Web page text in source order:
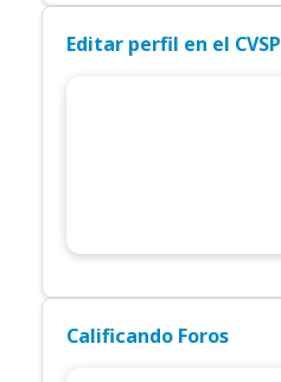
Editar perfil en el CVSP
Calificando Foros